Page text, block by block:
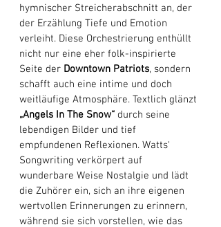
hymnischer Streicherabschnitt an, der
der Erzählung Tiefe und Emotion
verleiht. Diese Orchestrierung enthüllt
nicht nur eine eher folk-inspirierte
Seite der Downtown Patriots, sondern
schafft auch eine intime und doch
weitläufige Atmosphäre. Textlich glänzt
„Angels In The Snow“ durch seine
lebendigen Bilder und tief
empfundenen Reflexionen. Watts‘
Songwriting verkörpert auf
wunderbare Weise Nostalgie und lädt
die Zuhörer ein, sich an ihre eigenen
wertvollen Erinnerungen zu erinnern,
während sie sich vorstellen, wie das